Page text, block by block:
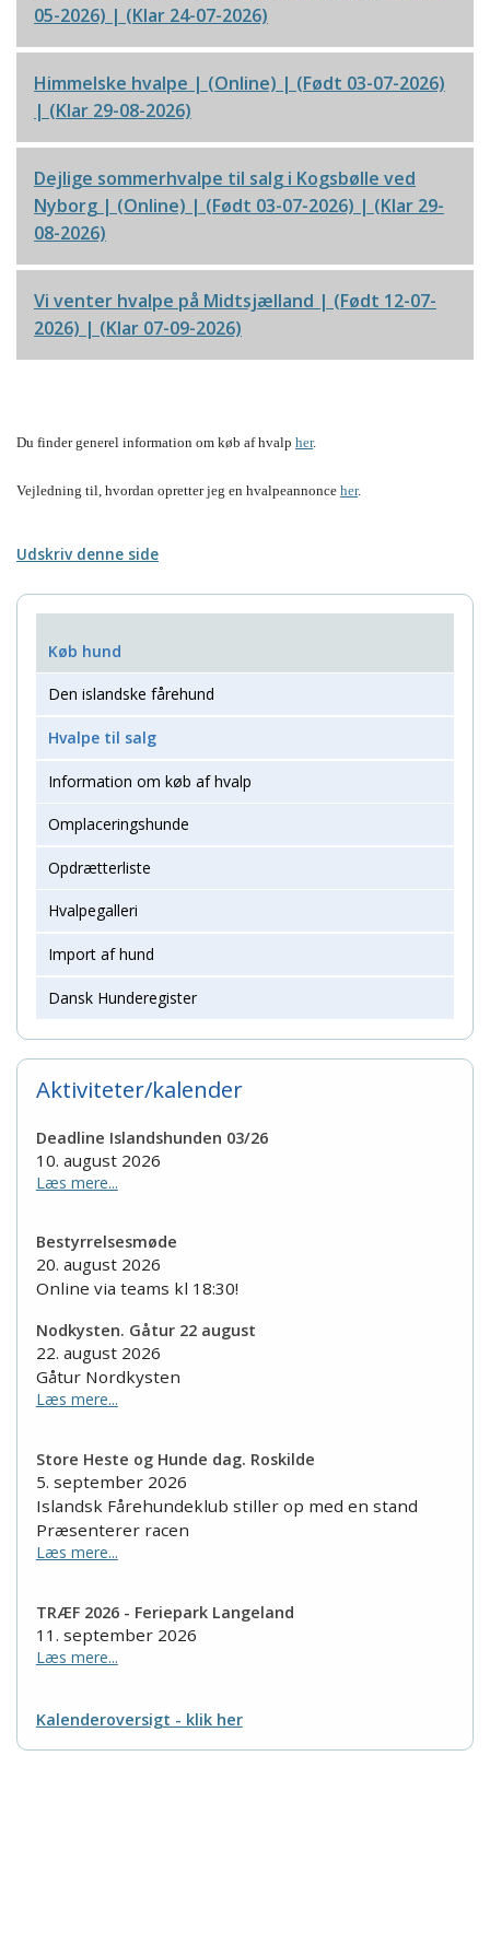
05-2026) | (Klar 24-07-2026)
Himmelske hvalpe | (Online) | (Født 03-07-2026)
| (Klar 29-08-2026)
Dejlige sommerhvalpe til salg i Kogsbølle ved
Nyborg | (Online) | (Født 03-07-2026) | (Klar 29-
08-2026)
Vi venter hvalpe på Midtsjælland | (Født 12-07-
2026) | (Klar 07-09-2026)
Du finder generel information om køb af hvalp her.
Vejledning til, hvordan opretter jeg en hvalpeannonce her.
Udskriv denne side
Køb hund
Den islandske fårehund
Hvalpe til salg
Information om køb af hvalp
Omplaceringshunde
Opdrætterliste
Hvalpegalleri
Import af hund
Dansk Hunderegister
Aktiviteter/kalender
Deadline Islandshunden 03/26
10. august 2026
Læs mere...
Bestyrrelsesmøde
20. august 2026
Online via teams kl 18:30!
Nodkysten. Gåtur 22 august
22. august 2026
Gåtur Nordkysten
Læs mere...
Store Heste og Hunde dag. Roskilde
5. september 2026
Islandsk Fårehundeklub stiller op med en stand
Præsenterer racen
Læs mere...
TRÆF 2026 - Feriepark Langeland
11. september 2026
Læs mere...
Kalenderoversigt - klik her